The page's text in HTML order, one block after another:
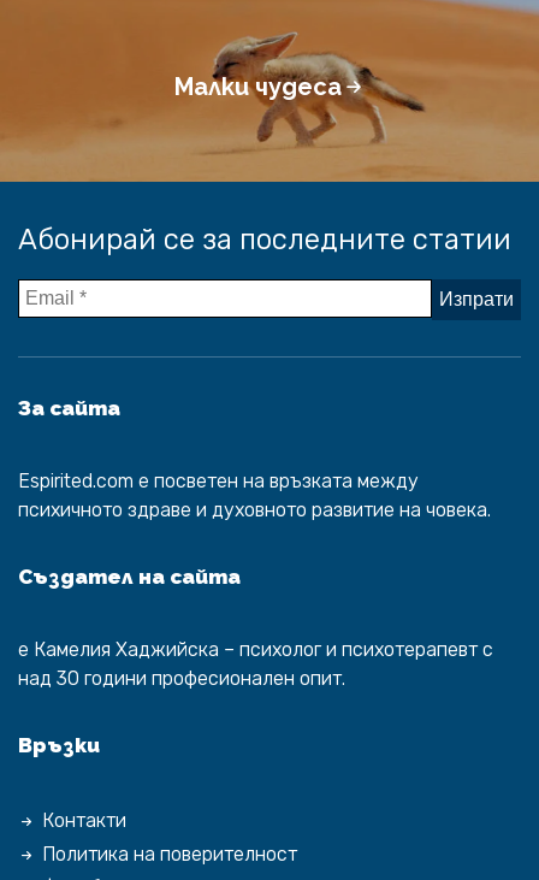
Малки чудеса
Абонирай се за последните статии
За сайта
Espirited.com e посветен на връзката между
психичното здраве и духовното развитие на човека.
Създател на сайта
е Камелия Хаджийска – психолог и психотерапевт с
над 30 години професионален опит.
Връзки
Контакти
Политика на поверителност